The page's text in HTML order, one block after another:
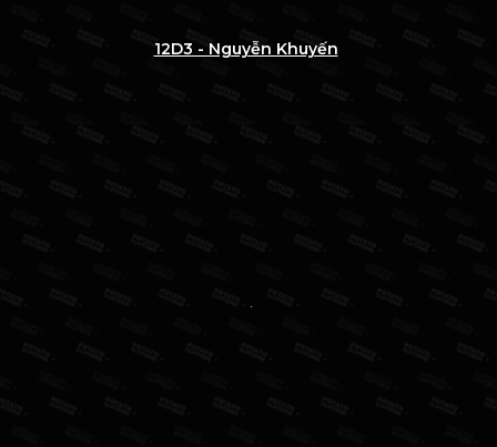
12D3 - Nguyễn Khuyến